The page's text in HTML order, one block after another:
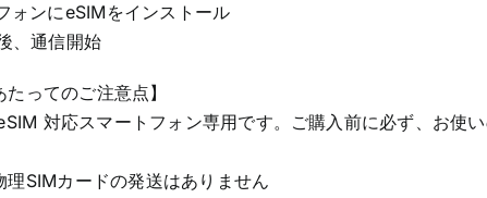
ォンにeSIMをインストール
、通信開始
たってのご注意点】
対応スマートフォン専用です。ご購入前に必ず、お使
理SIMカードの発送はありません